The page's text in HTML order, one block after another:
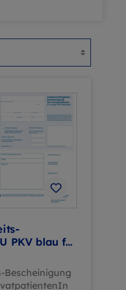
PKV blau für
Bescheinigung